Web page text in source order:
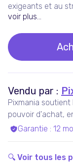
exigeants et au
voir plus...
Vendu par :
Pixmania
pouvoir d'achat,
plus accessibles
Garantie : 12
🔍 Voir tous les